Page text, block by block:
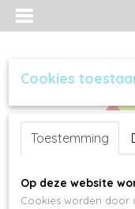
Inloggen Registreren
Cookies
Toestemming
Op deze website
Cookies worden door